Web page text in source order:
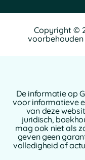
Copyright ©
voorbehouden
De informatie op
voor informatieve
van deze
juridisch,
mag ook niet als
geven geen
volledigheid of